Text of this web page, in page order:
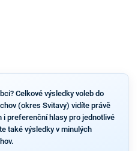
Celkové výsledky voleb do
(okres Svitavy) vidíte právě
i preferenční hlasy pro jednotlivé
také výsledky v minulých